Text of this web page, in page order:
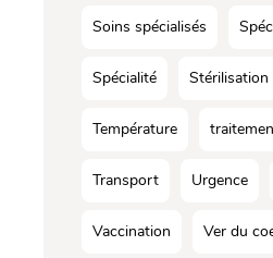
Soins spécialisés
Spécialité Stérilisation
Température
Transport Urgence
Vaccination Ver du